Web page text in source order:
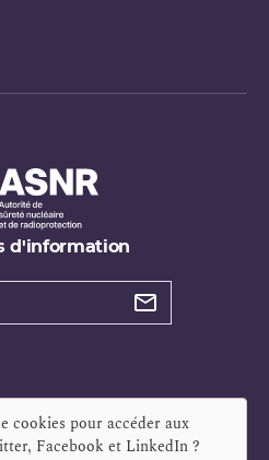
d'information
cookies pour accéder aux
Facebook et LinkedIn?